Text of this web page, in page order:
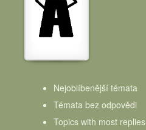
Nejoblíbenější témata
Témata bez odpovědi
Topics with most replies